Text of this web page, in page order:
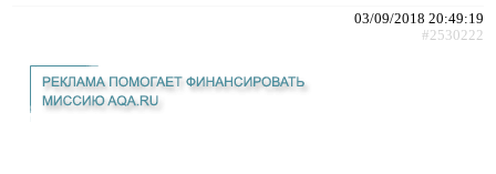
03/09/2018 20:49:19
#2530222